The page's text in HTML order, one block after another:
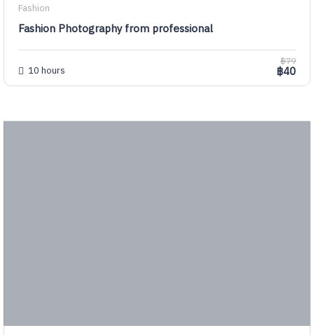
Fashion
Fashion Photography from professional
10 hours
฿79
฿40